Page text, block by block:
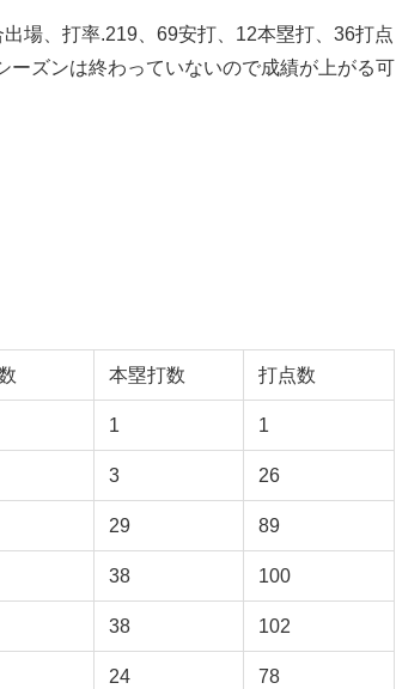
場、打率.219、69安打、12本塁打、36打点
ーズンは終わっていないので成績が上がる可
本塁打数 打点数
1 1
3 26
29 89
38 100
38 102
24 78